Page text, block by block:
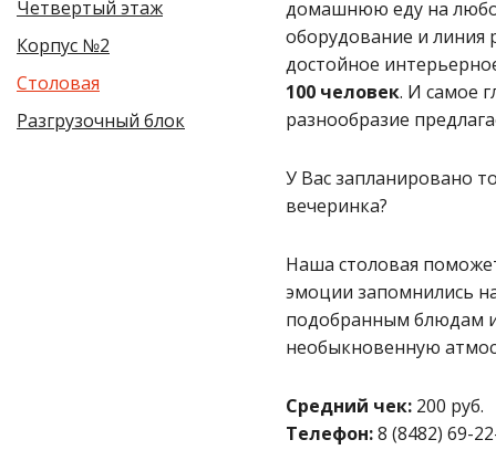
Четвертый этаж
Корпус №2
Столовая
Разгрузочный блок
домашнюю еду на
оборудование и линия
достойное
100 человек. И самое
разнообразие
У Вас запланировано
вечеринка?
Наша столовая
эмоции запомнились
подобранным блюдам
необыкновенную
Средний чек:200 руб.
Телефон:8 (8482) 69-